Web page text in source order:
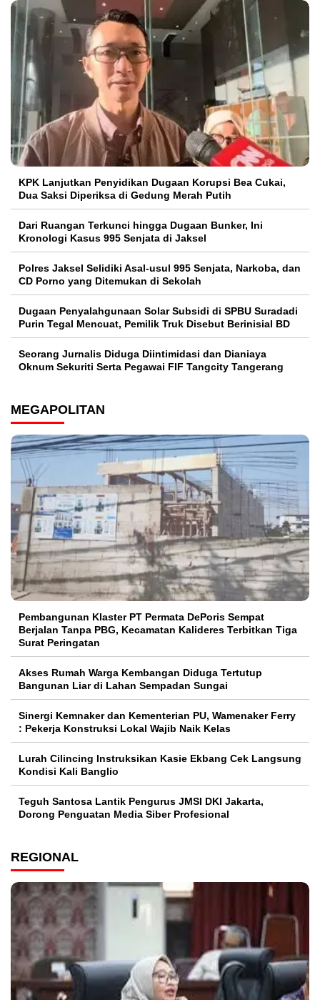
KPK Lanjutkan Penyidikan Dugaan Korupsi Bea Cukai,
Dua Saksi Diperiksa di Gedung Merah Putih
Dari Ruangan Terkunci hingga Dugaan Bunker, Ini
Kronologi Kasus 995 Senjata di Jaksel
Polres Jaksel Selidiki Asal-usul 995 Senjata, Narkoba, dan
CD Porno yang Ditemukan di Sekolah
‎Dugaan Penyalahgunaan Solar Subsidi di SPBU Suradadi
Purin Tegal Mencuat, Pemilik Truk Disebut Berinisial BD
Seorang Jurnalis Diduga Diintimidasi dan Dianiaya
Oknum Sekuriti Serta Pegawai FIF Tangcity Tangerang
MEGAPOLITAN
Pembangunan Klaster PT Permata DePoris Sempat
Berjalan Tanpa PBG, Kecamatan Kalideres Terbitkan Tiga
Surat Peringatan
Akses Rumah Warga Kembangan Diduga Tertutup
Bangunan Liar di Lahan Sempadan Sungai
Sinergi Kemnaker dan Kementerian PU, Wamenaker Ferry
: Pekerja Konstruksi Lokal Wajib Naik Kelas
Lurah Cilincing Instruksikan Kasie Ekbang Cek Langsung
Kondisi Kali Banglio
Teguh Santosa Lantik Pengurus JMSI DKI Jakarta,
Dorong Penguatan Media Siber Profesional
REGIONAL